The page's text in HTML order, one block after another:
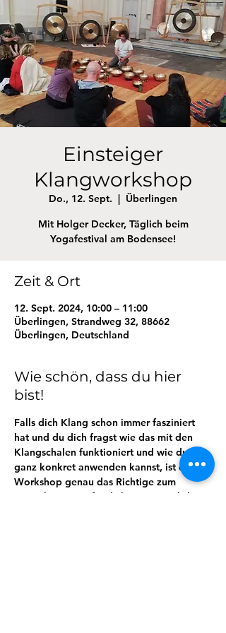
Einsteiger
Klangworkshop
Do., 12. Sept.
  |
Überlingen
Mit Holger Decker, Täglich beim
Yogafestival am Bodensee!
Zeit & Ort
12. Sept. 2024, 10:00 – 11:00
Überlingen, Strandweg 32, 88662
Überlingen, Deutschland
Wie schön, dass du hier
bist!
Falls dich Klang schon immer fasziniert
hat und du dich fragst wie das mit den
Klangschalen funktioniert und wie du sie
ganz konkret anwenden kannst, ist dieser
Workshop genau das Richtige zum
Reinschnuppern für dich.   Der Workshop